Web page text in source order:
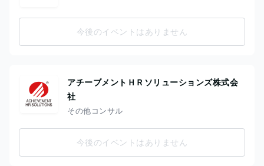
今後のイベントはありません
アチーブメントＨＲソリューションズ株式会
社
その他コンサル
今後のイベントはありません